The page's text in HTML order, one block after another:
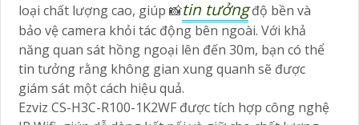
loại chất lượng cao, giúp 📸tin tưởngđộ bền và
bảo vệ camera khỏi tác động bên ngoài. Với khả
năng quan sát hồng ngoại lên đến 30m, bạn có thể
tin tưởng rằng không gian xung quanh sẽ được
giám sát một cách hiệu quả.
Ezviz CS-H3C-R100-1K2WF được tích hợp công nghệ